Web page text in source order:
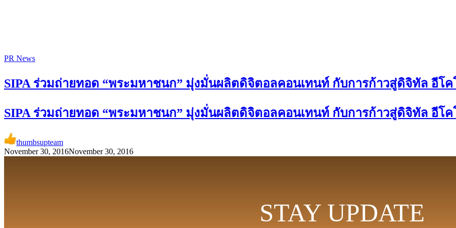
PR News
SIPA ร่วมถ่ายทอด “พระมหาชนก” มุ่งมั่นผลิตดิจิตอลคอนเทนท์ กับการก้าวสู่ดิจิทัล อีโ
SIPA ร่วมถ่ายทอด “พระมหาชนก” มุ่งมั่นผลิตดิจิตอลคอนเทนท์ กับการก้าวสู่ดิจิทัล อีโ
thumbsupteam
November 30, 2016November 30, 2016
STAY UPDATE